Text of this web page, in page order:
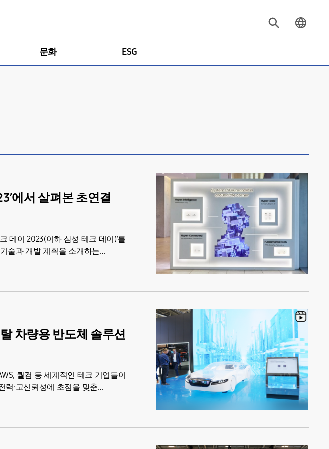
문화 ESG
에서 살펴본 초연결
데이 2023(이하 삼성 테크 데이)’를
술과 개발 계획을 소개하는
차량용 반도체 솔루션
퀄컴 등 세계적인 테크 기업들이
력·고신뢰성에 초점을 맞춘